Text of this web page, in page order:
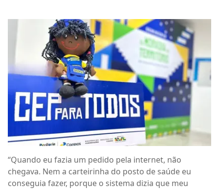
“Quando eu fazia um pedido pela internet, não
chegava. Nem a carteirinha do posto de saúde eu
conseguia fazer, porque o sistema dizia que meu